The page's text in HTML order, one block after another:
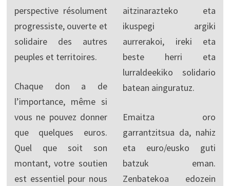
perspective résolument
progressiste, ouverte et
solidaire des autres
peuples et territoires.
Chaque don a de
l’importance, même si
vous ne pouvez donner
que quelques euros.
Quel que soit son
montant, votre soutien
est essentiel pour nous
aitzinarazteko eta
ikuspegi argiki
aurrerakoi, ireki eta
beste herri eta
lurraldeekiko solidario
batean ainguratuz.
Emaitza oro
garrantzitsua da, nahiz
eta euro/eusko guti
batzuk eman.
Zenbatekoa edozein